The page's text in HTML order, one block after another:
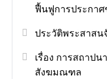
ฟื้นฟูการประกาศ
ประวัติพระสาสน
เรื่อง การสถาป
สังฆมณฑล